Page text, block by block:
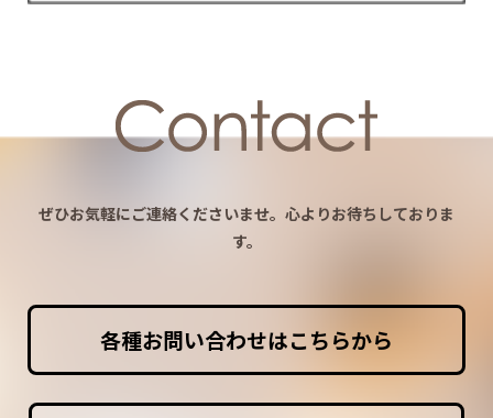
ぜひお気軽にご連絡くださいませ。心よりお待ちしておりま
す。
各種お問い合わせはこちらから